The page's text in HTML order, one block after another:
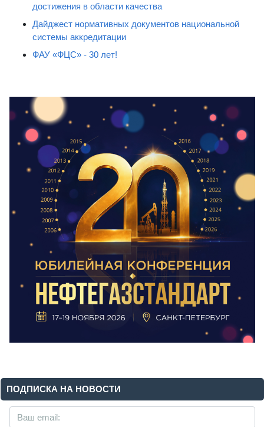
достижения в области качества
Дайджест нормативных документов национальной
системы аккредитации
ФАУ «ФЦС» - 30 лет!
ПОДПИСКА НА НОВОСТИ